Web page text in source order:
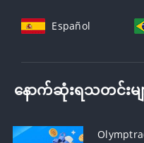
Español
နောက်ဆုံးရသတင်းမျ